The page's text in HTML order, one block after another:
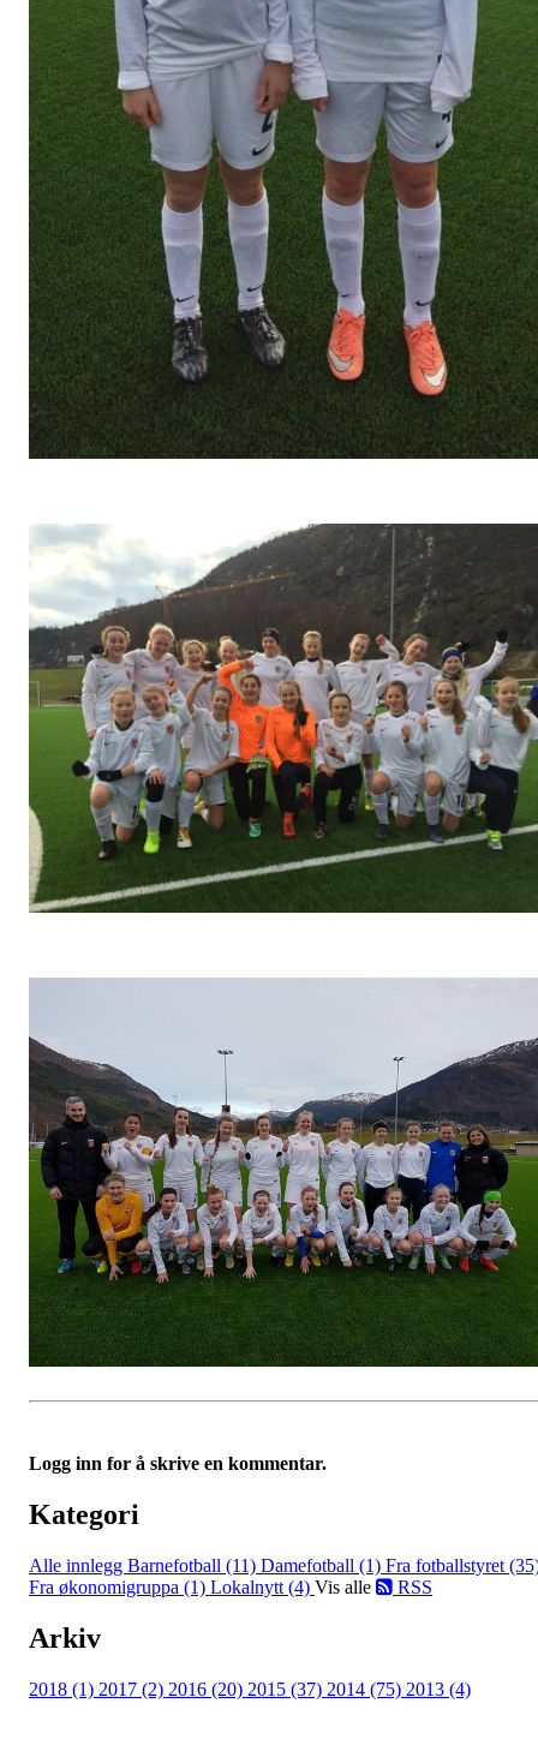
Logg inn for å skrive en kommentar.
Kategori
Alle innlegg Barnefotball (11) Damefotball (1) Fra fotballstyret
Fra økonomigruppa (1) Lokalnytt (4) Vis alle RSS
Arkiv
2018 (1) 2017 (2) 2016 (20) 2015 (37) 2014 (75) 2013 (4)